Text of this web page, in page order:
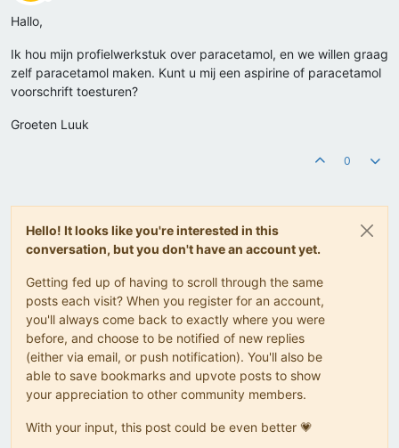
Offline
Hallo,
Ik hou mijn profielwerkstuk over paracetamol, en we willen graag
zelf paracetamol maken. Kunt u mij een aspirine of paracetamol
voorschrift toesturen?
Groeten Luuk
0
Hello! It looks like you're interested in this
conversation, but you don't have an account yet.
Getting fed up of having to scroll through the same
posts each visit? When you register for an account,
you'll always come back to exactly where you were
before, and choose to be notified of new replies
(either via email, or push notification). You'll also be
able to save bookmarks and upvote posts to show
your appreciation to other community members.
With your input, this post could be even better 💗